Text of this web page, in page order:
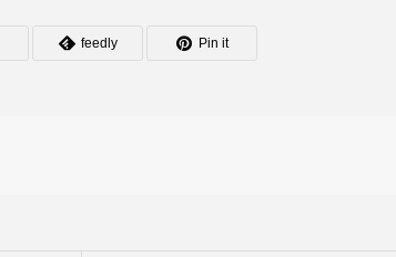
feedly Pin it